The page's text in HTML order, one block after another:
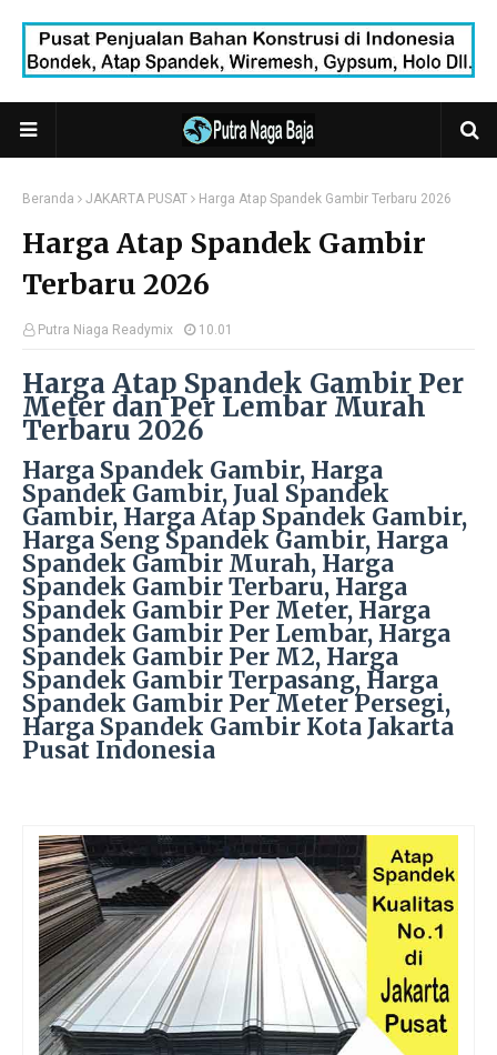
Beranda JAKARTA PUSAT Harga Atap Spandek Gambir Terbaru 2026
Harga Atap Spandek Gambir
Terbaru 2026
Putra Niaga Readymix 10.01
Harga Atap Spandek Gambir Per
Meter dan Per Lembar Murah
Terbaru 2026
Harga Spandek Gambir, Harga
Spandek Gambir, Jual Spandek
Gambir, Harga Atap Spandek Gambir,
Harga Seng Spandek Gambir, Harga
Spandek Gambir Murah, Harga
Spandek Gambir Terbaru, Harga
Spandek Gambir Per Meter, Harga
Spandek Gambir Per Lembar, Harga
Spandek Gambir Per M2, Harga
Spandek Gambir Terpasang, Harga
Spandek Gambir Per Meter Persegi,
Harga Spandek Gambir Kota Jakarta
Pusat Indonesia